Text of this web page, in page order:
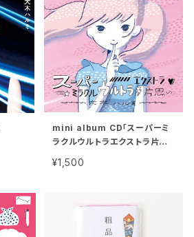
mini album CD「スーパーミ
ラクルウルトラエクストラ片思
ンボーイテレフォンガール/sic
¥1,500